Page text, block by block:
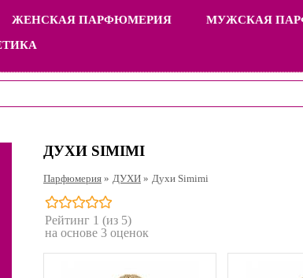
ЖЕНСКАЯ ПАРФЮМЕРИЯ
МУЖСКАЯ
ДУХИ SIMIMI
Парфюмерия » ДУХИ » Духи Simimi
Рейтинг 1 (из 5)
на основе 3 оценок